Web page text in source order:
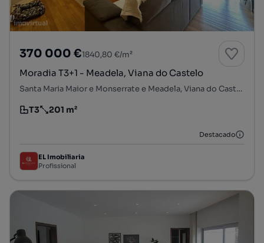
370 000 €1840,80 €/m²
Moradia T3+1 - Meadela, Viana do Castelo
Santa Maria Maior e Monserrate e Meadela, Viana do Castelo, Viana do Castelo
Tipologia
T3
Preço por metro quadrado
201 m²
Destacado
EL Imobiliaria
Profissional